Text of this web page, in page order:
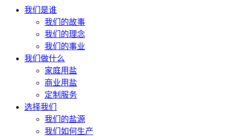
我们是谁
我们的故事
我们的理念
我们的事业
我们做什么
家庭用盐
商业用盐
定制服务
选择我们
我们的盐源
我们如何生产